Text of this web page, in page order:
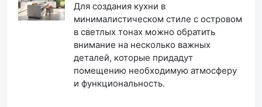
Для создания кухни в
минималистическом стиле с островом
в светлых тонах можно обратить
внимание на несколько важных
деталей, которые придадут
помещению необходимую атмосферу
и функциональность.